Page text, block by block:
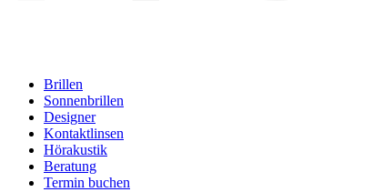
Brillen
Sonnenbrillen
Designer
Kontaktlinsen
Hörakustik
Beratung
Termin buchen